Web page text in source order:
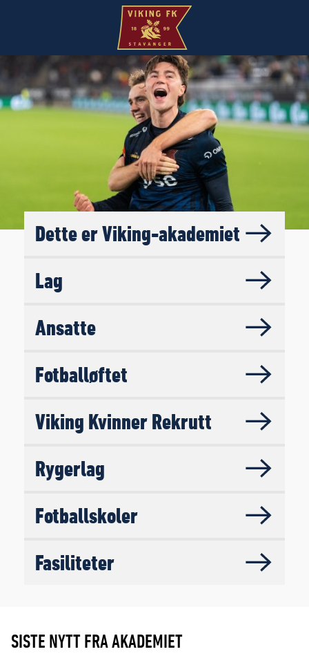
Dette er Viking-akademiet
Lag
Ansatte
Fotballøftet
Viking Kvinner Rekrutt
Rygerlag
Fotballskoler
Fasiliteter
SISTE NYTT FRA AKADEMIET